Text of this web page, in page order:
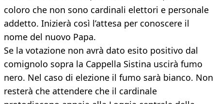
coloro che non sono cardinali elettori e personale
addetto. Inizierà così l’attesa per conoscere il
nome del nuovo Papa.
Se la votazione non avrà dato esito positivo dal
comignolo sopra la Cappella Sistina uscirà fumo
nero. Nel caso di elezione il fumo sarà bianco. Non
resterà che attendere che il cardinale